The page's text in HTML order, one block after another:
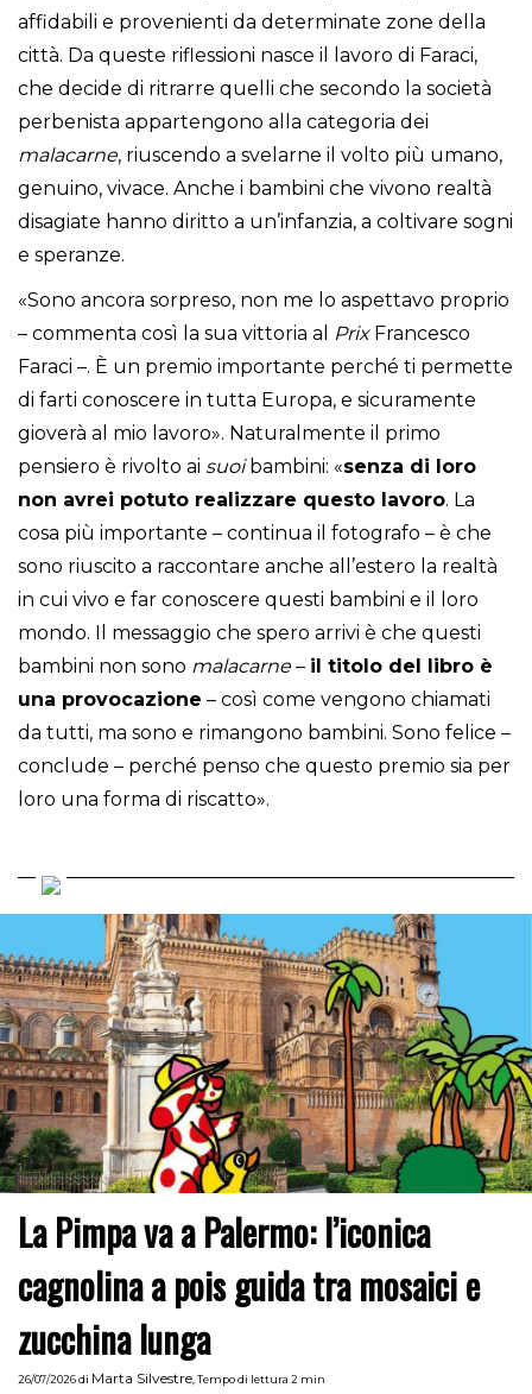
affidabili e provenienti da determinate zone della
città. Da queste riflessioni nasce il lavoro di Faraci,
che decide di ritrarre quelli che secondo la società
perbenista appartengono alla categoria dei
malacarne, riuscendo a svelarne il volto più umano,
genuino, vivace. Anche i bambini che vivono realtà
disagiate hanno diritto a un’infanzia, a coltivare sogni
e speranze.
«Sono ancora sorpreso, non me lo aspettavo proprio
– commenta così la sua vittoria al
PrixFrancesco
Faraci –. È un premio importante perché ti permette
di farti conoscere in tutta Europa, e sicuramente
gioverà al mio lavoro». Naturalmente il primo
pensiero è rivolto ai suoibambini: «senza di loro
non avrei potuto realizzare questo lavoro. La
cosa più importante – continua il fotografo – è che
sono riuscito a raccontare anche all’estero la realtà
in cui vivo e far conoscere questi bambini e il loro
mondo. Il messaggio che spero arrivi è che questi
bambini non sono malacarne– il titolo del libro è
una provocazione – così come vengono chiamati
da tutti, ma sono e rimangono bambini. Sono felice –
conclude – perché penso che questo premio sia per
loro una forma di riscatto».
La Pimpa va a Palermo: l’iconica
cagnolina a pois guida tra mosaici e
zucchina lunga
26/07/2026di Marta Silvestre,Tempo di lettura 2 min